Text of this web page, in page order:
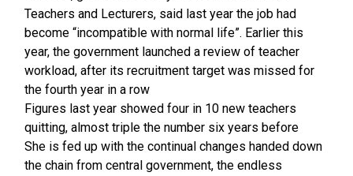
Teachers and Lecturers, said last year the job had
become “incompatible with normal life”. Earlier this
year, the government launched a review of teacher
workload, after its recruitment target was missed for
the fourth year in a row
Figures last year showed four in 10 new teachers
quitting, almost triple the number six years before
She is fed up with the continual changes handed down
the chain from central government, the endless